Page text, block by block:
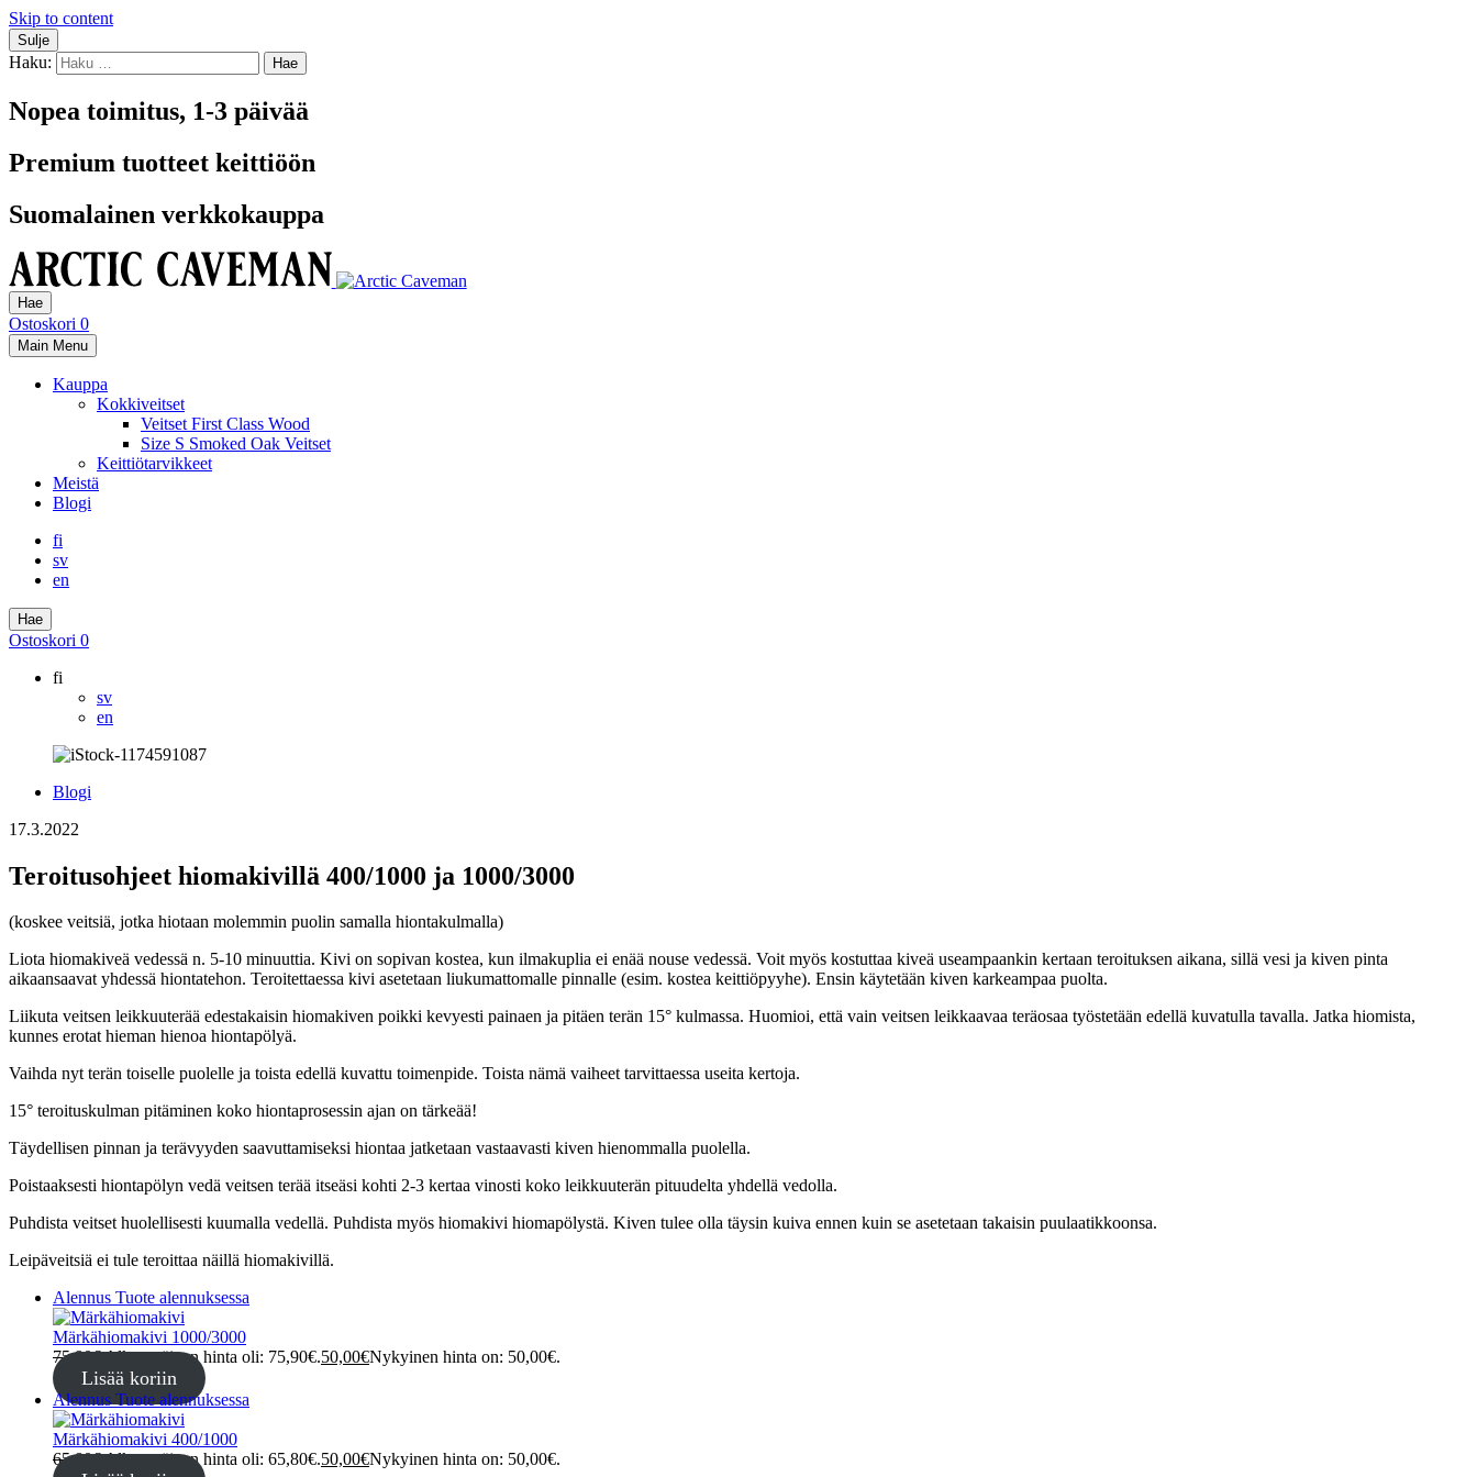
Skip to content
Sulje
Haku:
Nopea toimitus, 1-3 päivää
Premium tuotteet keittiöön
Suomalainen verkkokauppa
Hae
Ostoskori 0
Main Menu
Kauppa
Kokkiveitset
Veitset First Class Wood
Size S Smoked Oak Veitset
Keittiötarvikkeet
Meistä
Blogi
fi
sv
en
Hae
Ostoskori 0
fi
sv
en
Blogi
17.3.2022
Teroitusohjeet hiomakivillä 400/1000 ja 1000/3000
(koskee veitsiä, jotka hiotaan molemmin puolin samalla hiontakulmalla)
Liota hiomakiveä vedessä n. 5-10 minuuttia. Kivi on sopivan kostea, kun ilmakuplia ei enää nouse vedessä. Voit myös kostuttaa kiveä useampaankin kertaan teroituksen aikana, sillä vesi ja kiven pinta
aikaansaavat yhdessä hiontatehon. Teroitettaessa kivi asetetaan liukumattomalle pinnalle (esim. kostea keittiöpyyhe). Ensin käytetään kiven karkeampaa puolta.
Liikuta veitsen leikkuuterää edestakaisin hiomakiven poikki kevyesti painaen ja pitäen terän 15° kulmassa. Huomioi, että vain veitsen leikkaavaa teräosaa työstetään edellä kuvatulla tavalla. Jatka hiomista,
kunnes erotat hieman hienoa hiontapölyä.
Vaihda nyt terän toiselle puolelle ja toista edellä kuvattu toimenpide. Toista nämä vaiheet tarvittaessa useita kertoja.
15° teroituskulman pitäminen koko hiontaprosessin ajan on tärkeää!
Täydellisen pinnan ja terävyyden saavuttamiseksi hiontaa jatketaan vastaavasti kiven hienommalla puolella.
Poistaaksesti hiontapölyn vedä veitsen terää itseäsi kohti 2-3 kertaa vinosti koko leikkuuterän pituudelta yhdellä vedolla.
Puhdista veitset huolellisesti kuumalla vedellä. Puhdista myös hiomakivi hiomapölystä. Kiven tulee olla täysin kuiva ennen kuin se asetetaan takaisin puulaatikkoonsa.
Leipäveitsiä ei tule teroittaa näillä hiomakivillä.
Alennus Tuote alennuksessa
Märkähiomakivi 1000/3000
75,90€Alkuperäinen hinta oli: 75,90€.50,00€Nykyinen hinta on: 50,00€.
Lisää koriin
Alennus Tuote alennuksessa
Märkähiomakivi 400/1000
65,80€Alkuperäinen hinta oli: 65,80€.50,00€Nykyinen hinta on: 50,00€.